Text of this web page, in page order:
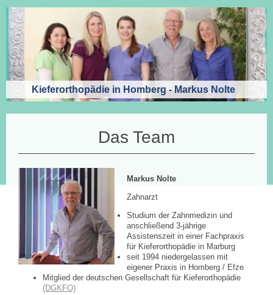
Kieferorthopädie in Homberg - Markus Nolte
Das Team
Markus Nolte
Zahnarzt
Studium der Zahnmedizin und
anschließend 3-jährige
Assistenszeit in einer Fachpraxis
für Kieferorthopädie in Marburg
seit 1994 niedergelassen mit
eigener Praxis in Homberg / Efze
Mitglied der deutschen Gesellschaft für Kieferorthopädie
(DGKFO)